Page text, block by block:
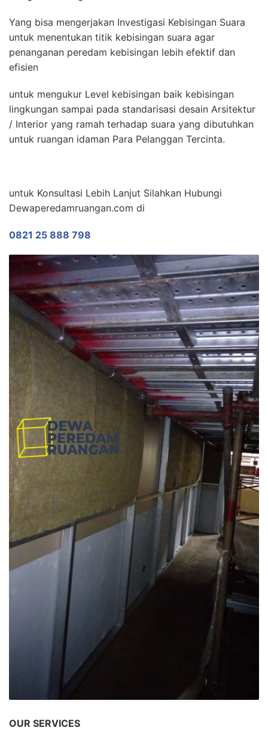
Yang bisa mengerjakan Investigasi Kebisingan Suara
untuk menentukan titik kebisingan suara agar
penanganan peredam kebisingan lebih efektif dan
efisien
untuk mengukur Level kebisingan baik kebisingan
lingkungan sampai pada standarisasi desain Arsitektur
/ Interior yang ramah terhadap suara yang dibutuhkan
untuk ruangan idaman Para Pelanggan Tercinta.
untuk Konsultasi Lebih Lanjut Silahkan Hubungi
Dewaperedamruangan.com di
0821 25 888 798
OUR SERVICES